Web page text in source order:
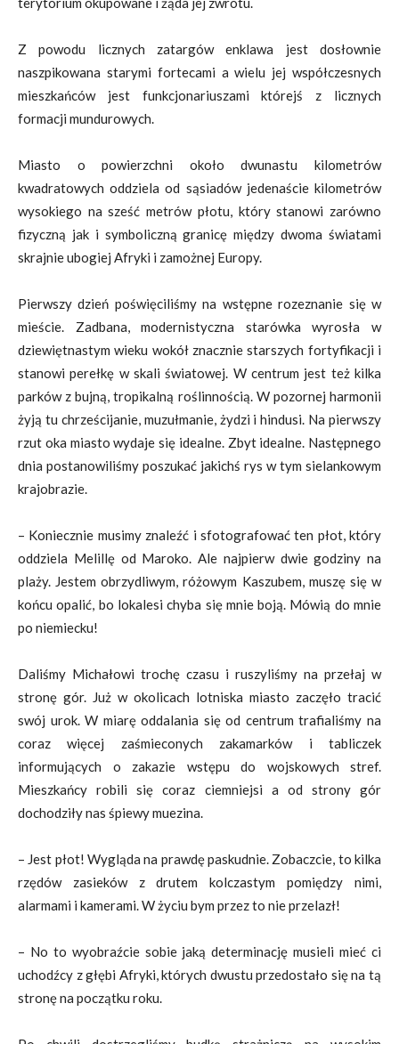
Z powodu licznych zatargów enklawa jest dosłownie
naszpikowana starymi fortecami a wielu jej współczesnych
mieszkańców jest funkcjonariuszami którejś z licznych
formacji mundurowych.
Miasto o powierzchni około dwunastu kilometrów
kwadratowych oddziela od sąsiadów jedenaście kilometrów
wysokiego na sześć metrów płotu, który stanowi zarówno
fizyczną jak i symboliczną granicę między dwoma światami
skrajnie ubogiej Afryki i zamożnej Europy.
Pierwszy dzień poświęciliśmy na wstępne rozeznanie się w
mieście. Zadbana, modernistyczna starówka wyrosła w
dziewiętnastym wieku wokół znacznie starszych fortyfikacji i
stanowi perełkę w skali światowej. W centrum jest też kilka
parków z bujną, tropikalną roślinnością. W pozornej harmonii
żyją tu chrześcijanie, muzułmanie, żydzi i hindusi. Na pierwszy
rzut oka miasto wydaje się idealne. Zbyt idealne. Następnego
dnia postanowiliśmy poszukać jakichś rys w tym sielankowym
krajobrazie.
– Koniecznie musimy znaleźć i sfotografować ten płot, który
oddziela Melillę od Maroko. Ale najpierw dwie godziny na
plaży. Jestem obrzydliwym, różowym Kaszubem, muszę się w
końcu opalić, bo lokalesi chyba się mnie boją. Mówią do mnie
po niemiecku!
Daliśmy Michałowi trochę czasu i ruszyliśmy na przełaj w
stronę gór. Już w okolicach lotniska miasto zaczęło tracić
swój urok. W miarę oddalania się od centrum trafialiśmy na
coraz więcej zaśmieconych zakamarków i tabliczek
informujących o zakazie wstępu do wojskowych stref.
Mieszkańcy robili się coraz ciemniejsi a od strony gór
dochodziły nas śpiewy muezina.
– Jest płot! Wygląda na prawdę paskudnie. Zobaczcie, to kilka
rzędów zasieków z drutem kolczastym pomiędzy nimi,
alarmami i kamerami. W życiu bym przez to nie przelazł!
– No to wyobraźcie sobie jaką determinację musieli mieć ci
uchodźcy z głębi Afryki, których dwustu przedostało się na tą
stronę na początku roku.